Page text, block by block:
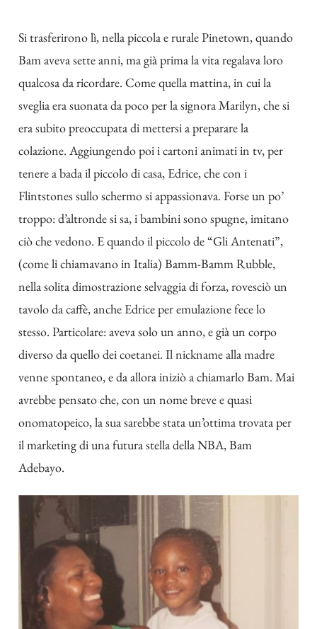
Si trasferirono lì, nella piccola e rurale Pinetown, quando
Bam aveva sette anni, ma già prima la vita regalava loro
qualcosa da ricordare. Come quella mattina, in cuila
sveglia era suonata da poco per la signora Marilyn, che si
era subito preoccupata di mettersi a preparare la
colazione. Aggiungendo poi i cartoni animati in tv, per
tenere a bada il piccolo di casa, Edrice, che con i
Flintstones sullo schermo si appassionava. Forse un po’
troppo: d’altronde si sa, i bambini sono spugne, imitano
ciò che vedono. E quando il piccolo de “Gli Antenati”,
(come li chiamavano in Italia) Bamm-Bamm Rubble,
nella solita dimostrazione selvaggia di forza, rovesciò un
tavolo da caffè, anche Edrice per emulazione fece lo
stesso. Particolare: aveva solo un anno, e già un corpo
diverso da quello dei coetanei. Il nickname alla madre
venne spontaneo, e da allora iniziò a chiamarlo Bam. Mai
avrebbe pensato che, con un nome breve e quasi
onomatopeico, la sua sarebbe stata un’ottima trovata per
il marketing di una futura stella della NBA, Bam
Adebayo.